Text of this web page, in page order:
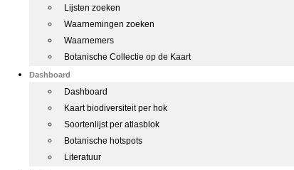
Lijsten zoeken
Waarnemingen zoeken
Waarnemers
Botanische Collectie op de Kaart
Dashboard
Dashboard
Kaart biodiversiteit per hok
Soortenlijst per atlasblok
Botanische hotspots
Literatuur